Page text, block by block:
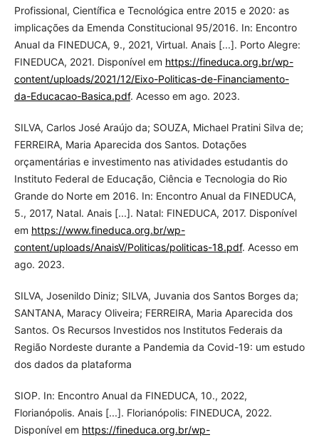
Profissional, Científica e Tecnológica entre 2015 e 2020: as
implicações da Emenda Constitucional 95/2016. In: Encontro
Anual da FINEDUCA, 9., 2021, Virtual. Anais [...]. Porto Alegre:
FINEDUCA, 2021. Disponível em https://fineduca.org.br/wp-
content/uploads/2021/12/Eixo-Politicas-de-Financiamento-
da-Educacao-Basica.pdf. Acesso em ago. 2023.
SILVA, Carlos José Araújo da; SOUZA, Michael Pratini Silva de;
FERREIRA, Maria Aparecida dos Santos. Dotações
orçamentárias e investimento nas atividades estudantis do
Instituto Federal de Educação, Ciência e Tecnologia do Rio
Grande do Norte em 2016. In: Encontro Anual da FINEDUCA,
5., 2017, Natal. Anais [...]. Natal: FINEDUCA, 2017. Disponível
em https://www.fineduca.org.br/wp-
content/uploads/AnaisV/Politicas/politicas-18.pdf. Acesso em
ago. 2023.
SILVA, Josenildo Diniz; SILVA, Juvania dos Santos Borges da;
SANTANA, Maracy Oliveira; FERREIRA, Maria Aparecida dos
Santos. Os Recursos Investidos nos Institutos Federais da
Região Nordeste durante a Pandemia da Covid-19: um estudo
dos dados da plataforma
SIOP. In: Encontro Anual da FINEDUCA, 10., 2022,
Florianópolis. Anais [...]. Florianópolis: FINEDUCA, 2022.
Disponível em https://fineduca.org.br/wp-